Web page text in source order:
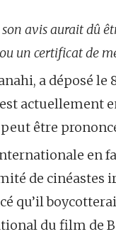
avis aurait dû
un certificat de
a déposé
actuellement
être
en
de cinéastes
qu’il
du film de